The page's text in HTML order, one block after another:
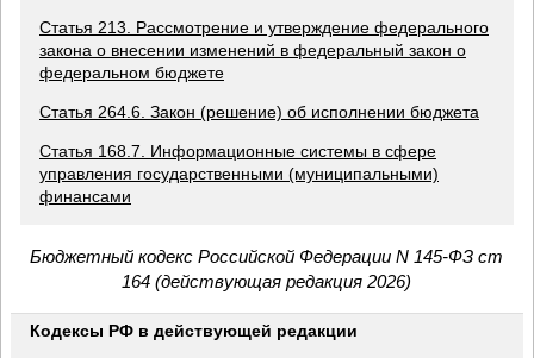
Статья 213. Рассмотрение и утверждение федерального
закона о внесении изменений в федеральный закон о
федеральном бюджете
Статья 264.6. Закон (решение) об исполнении бюджета
Статья 168.7. Информационные системы в сфере
управления государственными (муниципальными)
финансами
Бюджетный кодекс Российской Федерации N 145-ФЗ ст
164 (действующая редакция 2026)
Кодексы РФ в действующей редакции